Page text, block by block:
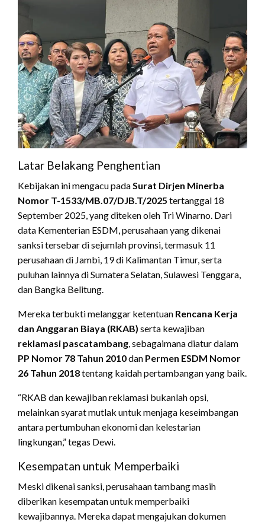
Latar Belakang Penghentian
Kebijakan ini mengacu padaSurat Dirjen Minerba
Nomor T-1533/MB.07/DJB.T/2025 tertanggal 18
September 2025, yang diteken oleh Tri Winarno. Dari
data Kementerian ESDM, perusahaan yang dikenai
sanksi tersebar di sejumlah provinsi, termasuk 11
perusahaan di Jambi, 19 di Kalimantan Timur, serta
puluhan lainnya di Sumatera Selatan, Sulawesi Tenggara,
dan Bangka Belitung.
Mereka terbukti melanggar ketentuan Rencana Kerja
dan Anggaran Biaya (RKAB) serta kewajiban
reklamasi pascatambang, sebagaimana diatur dalam
PP Nomor 78 Tahun 2010dan Permen ESDM Nomor
26 Tahun 2018tentang kaidah pertambangan yang baik.
“RKAB dan kewajiban reklamasi bukanlah opsi,
melainkan syarat mutlak untuk menjaga keseimbangan
antara pertumbuhan ekonomi dan kelestarian
lingkungan,” tegas Dewi.
Kesempatan untuk Memperbaiki
Meski dikenai sanksi, perusahaan tambang masih
diberikan kesempatan untuk memperbaiki
kewajibannya. Mereka dapat mengajukan dokumen